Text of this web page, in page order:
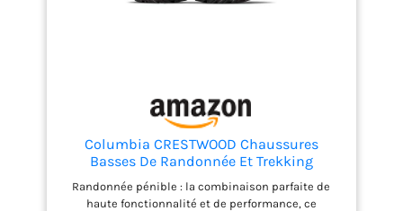
Columbia CRESTWOOD Chaussures
Basses De Randonnée Et Trekking
Homme, Noir (Shark x Columbia Grey), 44
EU
Randonnée pénible : la combinaison parfaite de
haute fonctionnalité et de performance, ce